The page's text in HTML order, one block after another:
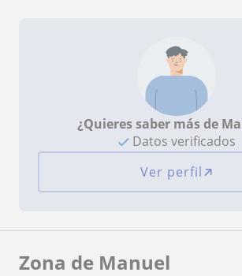
¿Quieres saber más de
Datos verificados
Ver perfil
Zona de Manuel